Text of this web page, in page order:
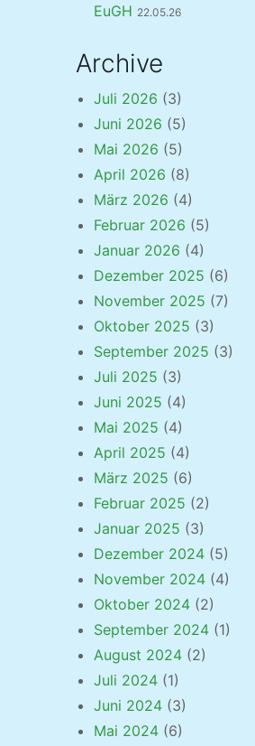
EuGH 22.05.26
Archive
Juli 2026 (3)
Juni 2026 (5)
Mai 2026 (5)
April 2026 (8)
März 2026 (4)
Februar 2026 (5)
Januar 2026 (4)
Dezember 2025 (6)
November 2025 (7)
Oktober 2025 (3)
September 2025 (3)
Juli 2025 (3)
Juni 2025 (4)
Mai 2025 (4)
April 2025 (4)
März 2025 (6)
Februar 2025 (2)
Januar 2025 (3)
Dezember 2024 (5)
November 2024 (4)
Oktober 2024 (2)
September 2024 (1)
August 2024 (2)
Juli 2024 (1)
Juni 2024 (3)
Mai 2024 (6)